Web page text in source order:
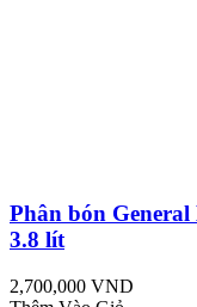
Phân bón
3.8 lít
2,700,000 VND